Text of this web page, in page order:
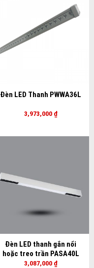
Đèn LED Thanh PWWA36L
3,973,000 ₫
Đèn LED thanh gắn nổi
hoặc treo trần PASA40L
3,087,000 ₫